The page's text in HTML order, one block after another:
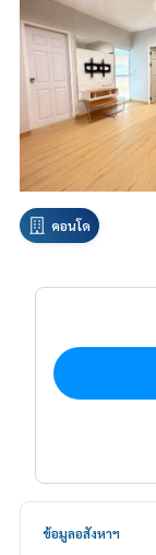
คอนโด
ข้อมูลอสังหาฯ